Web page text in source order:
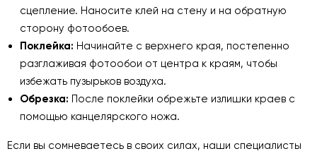
сцепление. Наносите клей на стену и на обратную
сторону фотообоев.
Поклейка: Начинайте с верхнего края, постепенно
разглаживая фотообои от центра к краям, чтобы
избежать пузырьков воздуха.
Обрезка: После поклейки обрежьте излишки краев с
помощью канцелярского ножа.
Если вы сомневаетесь в своих силах, наши специалисты